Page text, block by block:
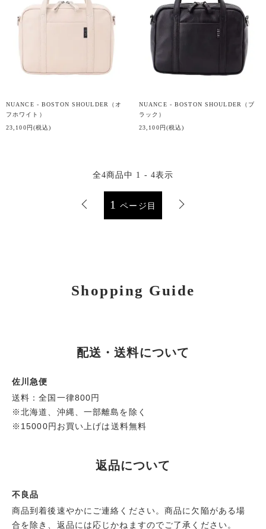
NUANCE - BOSTON SHOULDER（オ
フホワイト）
23,100円(税込)
NUANCE - BOSTON SHOULDER（ブ
ラック）
23,100円(税込)
全4商品中 1 - 4表示
1ページ目
Shopping Guide
配送・送料について
佐川急便
送料：全国一律800円
※北海道、沖縄、一部離島を除く
※15000円お買い上げは送料無料
返品について
不良品
商品到着後速やかにご連絡ください。商品に欠陥がある場
合を除き、返品には応じかねますのでご了承ください。